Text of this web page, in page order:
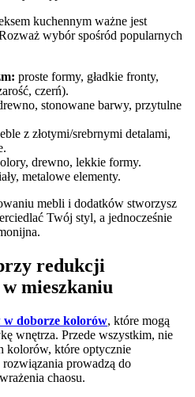
kuchennym ważne jest
wybór spośród popularnych
proste formy, gładkie fronty,
czerń).
stonowane barwy, przytulne
z złotymi/srebrnymi detalami,
drewno, lekkie formy.
metalowe elementy.
mebli i dodatków stworzysz
Twój styl, a jednocześnie
redukcji
mieszkaniu
w doborze kolorów, które mogą
wnętrza. Przede wszystkim, nie
kolorów, które optycznie
prowadzą do
chaosu.